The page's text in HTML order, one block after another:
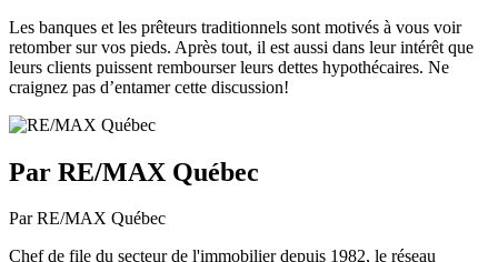
Les banques et les prêteurs traditionnels sont motivés à vous voir
retomber sur vos pieds. Après tout, il est aussi dans leur intérêt que
leurs clients puissent rembourser leurs dettes hypothécaires. Ne
craignez pas d’entamer cette discussion!
Par RE/MAX Québec
Par RE/MAX Québec
Chef de file du secteur de l'immobilier depuis 1982, le réseau